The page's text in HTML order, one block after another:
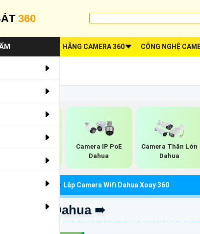
360
HÃNG CAMERA 360 CÔNG NGHỆ
Camera IP PoE
Dahua
Camera Thân Lớn
Dahua
Dahua Giá Rẻ Lắp Camera Wifi Dahua Xoay 360
Nét Dahua ➠